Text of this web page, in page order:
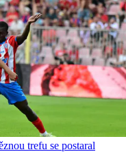
trefu se postaral